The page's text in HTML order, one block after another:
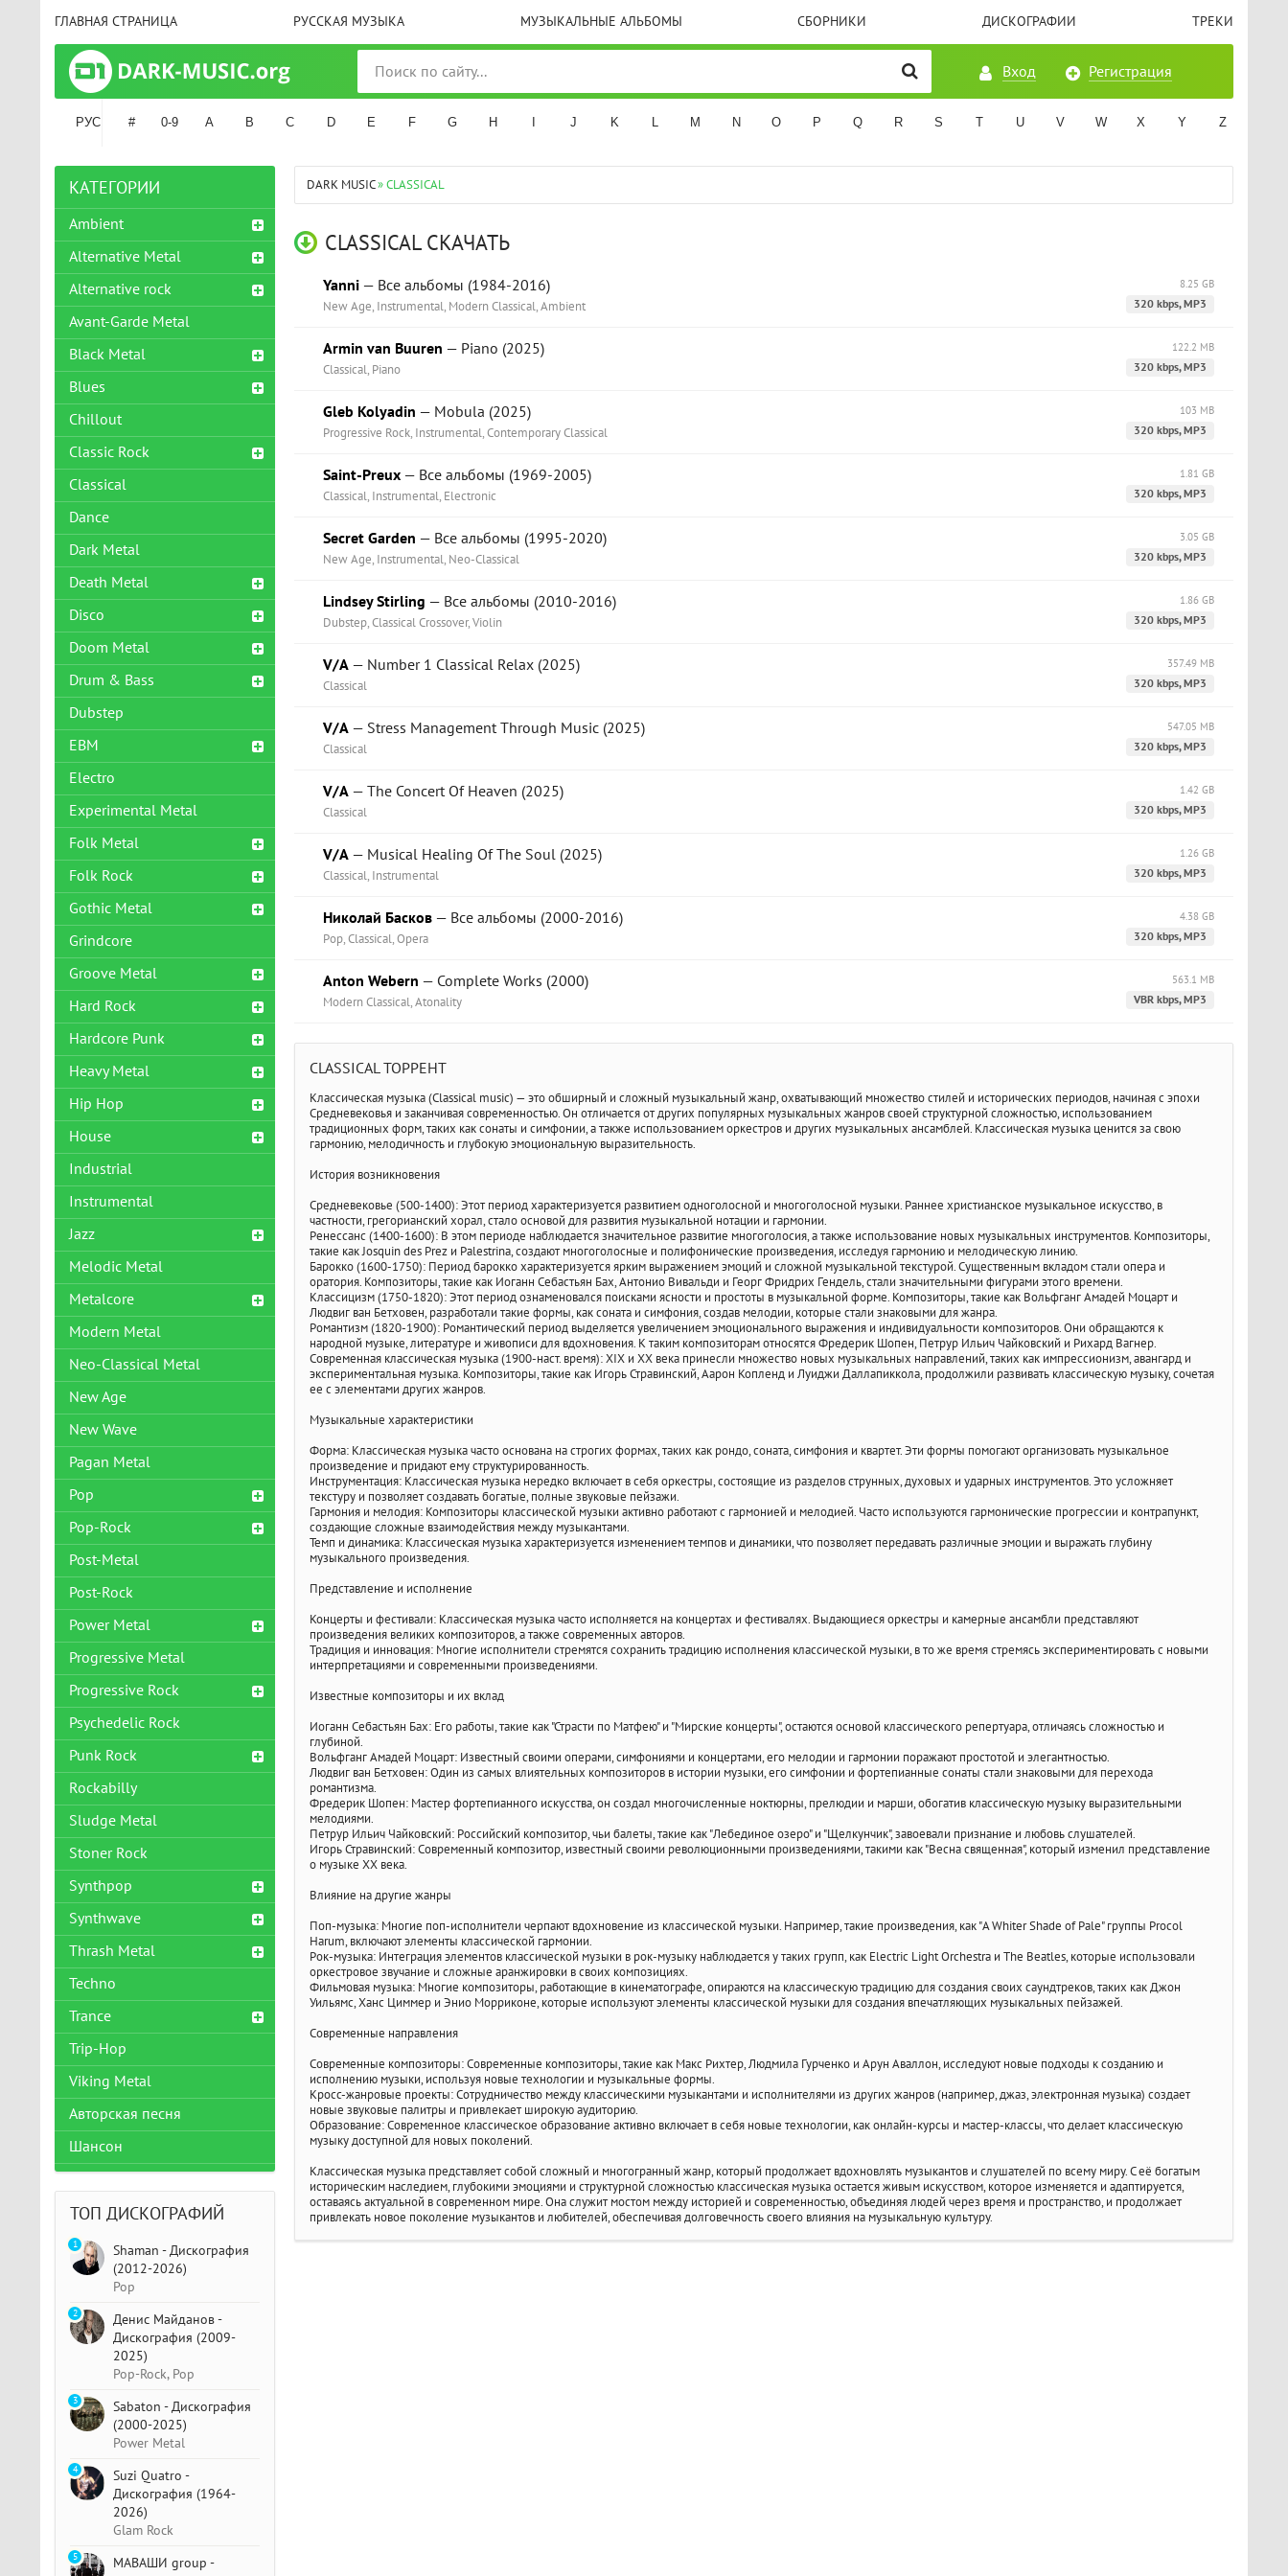
ГЛАВНАЯ СТРАНИЦА РУССКАЯ МУЗЫКА МУЗЫКАЛЬНЫЕ АЛЬБОМЫ СБОРНИКИ ДИСКОГРАФИИ ТРЕКИ
Вход Регистрация
РУС # 0-9 A B C D E F G H J K L M N O P Q R S T U V W X Y Z
DARK MUSIC» CLASSICAL
CLASSICAL СКАЧАТЬ
Yanni— Все альбомы (1984-2016)
New Age, Instrumental, Modern Classical, Ambient
8.25 GB
320 kbps, MP3
Armin van Buuren — Piano (2025)
Classical, Piano
122.2 MB
320 kbps, MP3
Gleb Kolyadin — Mobula (2025)
Progressive Rock, Instrumental, Contemporary Classical
103 MB
320 kbps, MP3
Saint-Preux— Все альбомы (1969-2005)
Classical, Instrumental, Electronic
1.81 GB
320 kbps, MP3
Secret Garden — Все альбомы (1995-2020)
New Age, Instrumental, Neo-Classical
3.05 GB
320 kbps, MP3
Lindsey Stirling — Все альбомы (2010-2016)
Dubstep, Classical Crossover, Violin
1.86 GB
320 kbps, MP3
V/A— Number 1 Classical Relax (2025)
Classical
357.49 MB
320 kbps, MP3
V/A— Stress Management Through Music (2025)
Classical
547.05 MB
320 kbps, MP3
V/A— The Concert Of Heaven (2025)
Classical
1.42 GB
320 kbps, MP3
V/A— Musical Healing Of The Soul (2025)
Classical, Instrumental
1.26 GB
320 kbps, MP3
Николай Басков— Все альбомы (2000-2016)
Pop, Classical, Opera
4.38 GB
320 kbps, MP3
Anton Webern — Complete Works (2000)
Modern Classical, Atonality
563.1 MB
VBR kbps, MP3
CLASSICAL ТОРРЕНТ
Классическая музыка (Classical music) — это обширный и сложный музыкальный жанр, охватывающий множество стилей и исторических периодов, начиная с эпохи
Средневековья и заканчивая современностью. Он отличается от других популярных музыкальных жанров своей структурной сложностью, использованием
традиционных форм, таких как сонаты и симфонии, а также использованием оркестров и других музыкальных ансамблей. Классическая музыка ценится за свою
гармонию, мелодичность и глубокую эмоциональную выразительность.
История возникновения
Средневековье (500-1400): Этот период характеризуется развитием одноголосной и многоголосной музыки. Раннее христианское музыкальное искусство, в
частности, грегорианский хорал, стало основой для развития музыкальной нотации и гармонии.
Ренессанс (1400-1600): В этом периоде наблюдается значительное развитие многоголосия, а также использование новых музыкальных инструментов. Композиторы,
такие как Josquin des Prez и Palestrina, создают многоголосные и полифонические произведения, исследуя гармонию и мелодическую линию.
Барокко (1600-1750): Период барокко характеризуется ярким выражением эмоций и сложной музыкальной текстурой. Существенным вкладом стали опера и
оратория. Композиторы, такие как Иоганн Себастьян Бах, Антонио Вивальди и Георг Фридрих Гендель, стали значительными фигурами этого времени.
Классицизм (1750-1820): Этот период ознаменовался поисками ясности и простоты в музыкальной форме. Композиторы, такие как Вольфганг Амадей Моцарт и
Людвиг ван Бетховен, разработали такие формы, как соната и симфония, создав мелодии, которые стали знаковыми для жанра.
Романтизм (1820-1900): Романтический период выделяется увеличением эмоционального выражения и индивидуальности композиторов. Они обращаются к
народной музыке, литературе и живописи для вдохновения. К таким композиторам относятся Фредерик Шопен, Петрур Ильич Чайковский и Рихард Вагнер.
Современная классическая музыка (1900-наст. время): XIX и XX века принесли множество новых музыкальных направлений, таких как импрессионизм, авангард и
экспериментальная музыка. Композиторы, такие как Игорь Стравинский, Аарон Копленд и Луиджи Даллапиккола, продолжили развивать классическую музыку, сочетая
ее с элементами других жанров.
Музыкальные характеристики
Форма: Классическая музыка часто основана на строгих формах, таких как рондо, соната, симфония и квартет. Эти формы помогают организовать музыкальное
произведение и придают ему структурированность.
Инструментация: Классическая музыка нередко включает в себя оркестры, состоящие из разделов струнных, духовых и ударных инструментов. Это усложняет
текстуру и позволяет создавать богатые, полные звуковые пейзажи.
Гармония и мелодия: Композиторы классической музыки активно работают с гармонией и мелодией. Часто используются гармонические прогрессии и контрапункт,
создающие сложные взаимодействия между музыкантами.
Темп и динамика: Классическая музыка характеризуется изменением темпов и динамики, что позволяет передавать различные эмоции и выражать глубину
музыкального произведения.
Представление и исполнение
Концерты и фестивали: Классическая музыка часто исполняется на концертах и фестивалях. Выдающиеся оркестры и камерные ансамбли представляют
произведения великих композиторов, а также современных авторов.
Традиция и инновация: Многие исполнители стремятся сохранить традицию исполнения классической музыки, в то же время стремясь экспериментировать с новыми
интерпретациями и современными произведениями.
Известные композиторы и их вклад
Иоганн Себастьян Бах: Его работы, такие как "Страсти по Матфею" и "Мирские концерты", остаются основой классического репертуара, отличаясь сложностью и
глубиной.
Вольфганг Амадей Моцарт: Известный своими операми, симфониями и концертами, его мелодии и гармонии поражают простотой и элегантностью.
Людвиг ван Бетховен: Один из самых влиятельных композиторов в истории музыки, его симфонии и фортепианные сонаты стали знаковыми для перехода
романтизма.
Фредерик Шопен: Мастер фортепианного искусства, он создал многочисленные ноктюрны, прелюдии и марши, обогатив классическую музыку выразительными
мелодиями.
Петрур Ильич Чайковский: Российский композитор, чьи балеты, такие как "Лебединое озеро" и "Щелкунчик", завоевали признание и любовь слушателей.
Игорь Стравинский: Современный композитор, известный своими революционными произведениями, такими как "Весна священная", который изменил представление
о музыке XX века.
Влияние на другие жанры
Поп-музыка: Многие поп-исполнители черпают вдохновение из классической музыки. Например, такие произведения, как "A Whiter Shade of Pale" группы Procol
Harum, включают элементы классической гармонии.
Рок-музыка: Интеграция элементов классической музыки в рок-музыку наблюдается у таких групп, как Electric Light Orchestra и The Beatles, которые использовали
оркестровое звучание и сложные аранжировки в своих композициях.
Фильмовая музыка: Многие композиторы, работающие в кинематографе, опираются на классическую традицию для создания своих саундтреков, таких как Джон
Уильямс, Ханс Циммер и Энио Морриконе, которые используют элементы классической музыки для создания впечатляющих музыкальных пейзажей.
Современные направления
Современные композиторы: Современные композиторы, такие как Макс Рихтер, Людмила Гурченко и Арун Аваллон, исследуют новые подходы к созданию и
исполнению музыки, используя новые технологии и музыкальные формы.
Кросс-жанровые проекты: Сотрудничество между классическими музыкантами и исполнителями из других жанров (например, джаз, электронная музыка) создает
новые звуковые палитры и привлекает широкую аудиторию.
Образование: Современное классическое образование активно включает в себя новые технологии, как онлайн-курсы и мастер-классы, что делает классическую
музыку доступной для новых поколений.
Классическая музыка представляет собой сложный и многогранный жанр, который продолжает вдохновлять музыкантов и слушателей по всему миру. С её богатым
историческим наследием, глубокими эмоциями и структурной сложностью классическая музыка остается живым искусством, которое изменяется и адаптируется,
оставаясь актуальной в современном мире. Она служит мостом между историей и современностью, объединяя людей через время и пространство, и продолжает
привлекать новое поколение музыкантов и любителей, обеспечивая долговечность своего влияния на музыкальную культуру.
КАТЕГОРИИ
Ambient
Alternative Metal
Alternative rock
Avant-Garde Metal
Black Metal
Blues
Chillout
Classic Rock
Classical
Dance
Dark Metal
Death Metal
Disco
Doom Metal
Drum & Bass
Dubstep
EBM
Electro
Experimental Metal
Folk Metal
Folk Rock
Gothic Metal
Grindcore
Groove Metal
Hard Rock
Hardcore Punk
Heavy Metal
Hip Hop
House
Industrial
Instrumental
Jazz
Melodic Metal
Metalcore
Modern Metal
Neo-Classical Metal
New Age
New Wave
Pagan Metal
Pop
Pop-Rock
Post-Metal
Post-Rock
Power Metal
Progressive Metal
Progressive Rock
Psychedelic Rock
Punk Rock
Rockabilly
Sludge Metal
Stoner Rock
Synthpop
Synthwave
Thrash Metal
Techno
Trance
Trip-Hop
Viking Metal
Авторская песня
Шансон
ТОП ДИСКОГРАФИЙ
Shaman - Дискография
(2012-2026)
Pop
1
Денис Майданов -
Дискография (2009-
2025)
Pop-Rock, Pop
2
Sabaton - Дискография
(2000-2025)
Power Metal
3
Suzi Quatro -
Дискография (1964-
2026)
Glam Rock
4
МАВАШИ group -
5